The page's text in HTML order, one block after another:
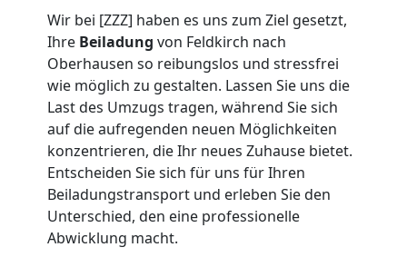
Wir bei [ZZZ] haben es uns zum Ziel gesetzt,
Ihre Beiladung von Feldkirch nach
Oberhausen so reibungslos und stressfrei
wie möglich zu gestalten. Lassen Sie uns die
Last des Umzugs tragen, während Sie sich
auf die aufregenden neuen Möglichkeiten
konzentrieren, die Ihr neues Zuhause bietet.
Entscheiden Sie sich für uns für Ihren
Beiladungstransport und erleben Sie den
Unterschied, den eine professionelle
Abwicklung macht.
Mann
LKW
Feldkirch